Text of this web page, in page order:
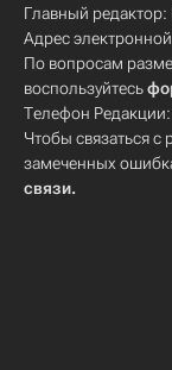
Главный редактор:
Адрес
По вопросам
воспользуйтесь
Телефон Редакции:
Чтобы связаться с
замеченных
связи.